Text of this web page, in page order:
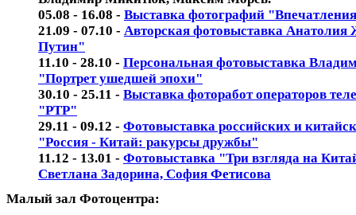
05.08 - 16.08 - Выставка фотографий
21.09 - 07.10 - Авторская фотовыставка
Путин"
11.10 - 28.10 - Персональная фотовыставка
"Портрет ушедшей эпохи"
30.10 - 25.11 - Выставка фоторабот операторов
"РТР"
29.11 - 09.12 - Фотовыставка российских и
"Россия - Китай: ракурсы дружбы"
11.12 - 13.01 - Фотовыставка "Три взгляда на
Светлана Задорина, София Фетисова
Малый зал Фотоцентра: